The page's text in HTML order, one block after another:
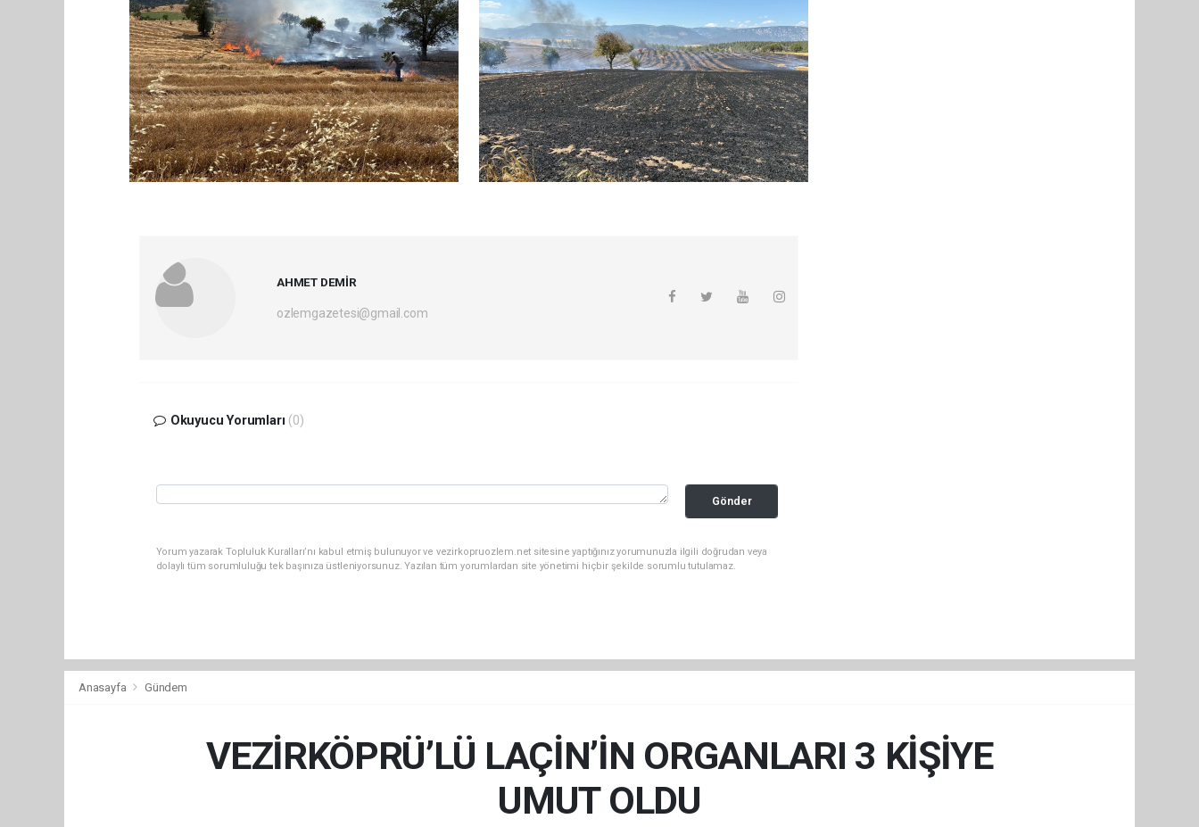
AHMET DEMİR
ozlemgazetesi@gmail.com
Okuyucu Yorumları (0)
Gönder
Yorum yazarak Topluluk Kuralları’nı kabul etmiş bulunuyor ve vezirkopruozlem.net sitesine yaptığınız yorumunuzla ilgili doğrudan veya
dolaylı tüm sorumluluğu tek başınıza üstleniyorsunuz. Yazılan tüm yorumlardan site yönetimi hiçbir şekilde sorumlu tutulamaz.
Anasayfa Gündem
VEZİRKÖPRÜ’LÜ LAÇİN’İN ORGANLARI 3 KİŞİYE
UMUT OLDU